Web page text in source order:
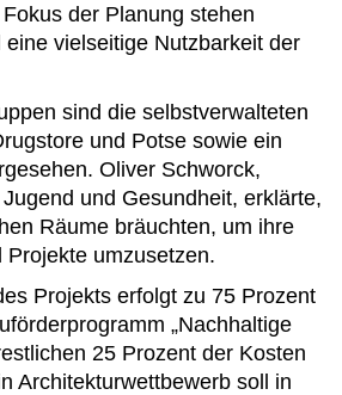
der Planung stehen
vielseitige Nutzbarkeit der
sind die selbstverwalteten
und Potse sowie ein
Oliver Schworck,
und Gesundheit, erklärte,
Räume bräuchten, um ihre
umzusetzen.
Projekts erfolgt zu 75 Prozent
„Nachhaltige
25 Prozent der Kosten
Architekturwettbewerb soll in